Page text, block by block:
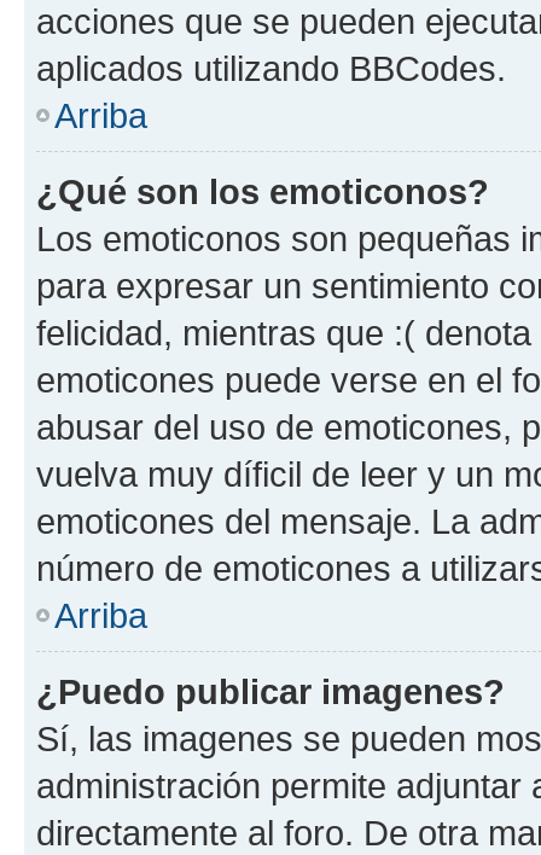
acciones que se pueden
aplicados utilizando BBCodes.
Arriba
¿Qué son los emoticonos?
Los emoticonos son pequeñas
para expresar un sentimiento
felicidad, mientras que :(
emoticones puede verse en el
abusar del uso de emoticones,
vuelva muy díficil de leer y un
emoticones del mensaje. La
número de emoticones a
Arriba
¿Puedo publicar imagenes?
Sí, las imagenes se pueden
administración permite
directamente al foro. De otra